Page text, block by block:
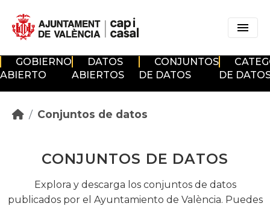
GOBIERNO
ABIERTO
DATOS
ABIERTOS
CONJUNTOS
DE DATOS
DE
Conjuntos de datos
CONJUNTOS DE DATOS
Explora y descarga los conjuntos de datos
publicados por el Ayuntamiento de València. Puedes